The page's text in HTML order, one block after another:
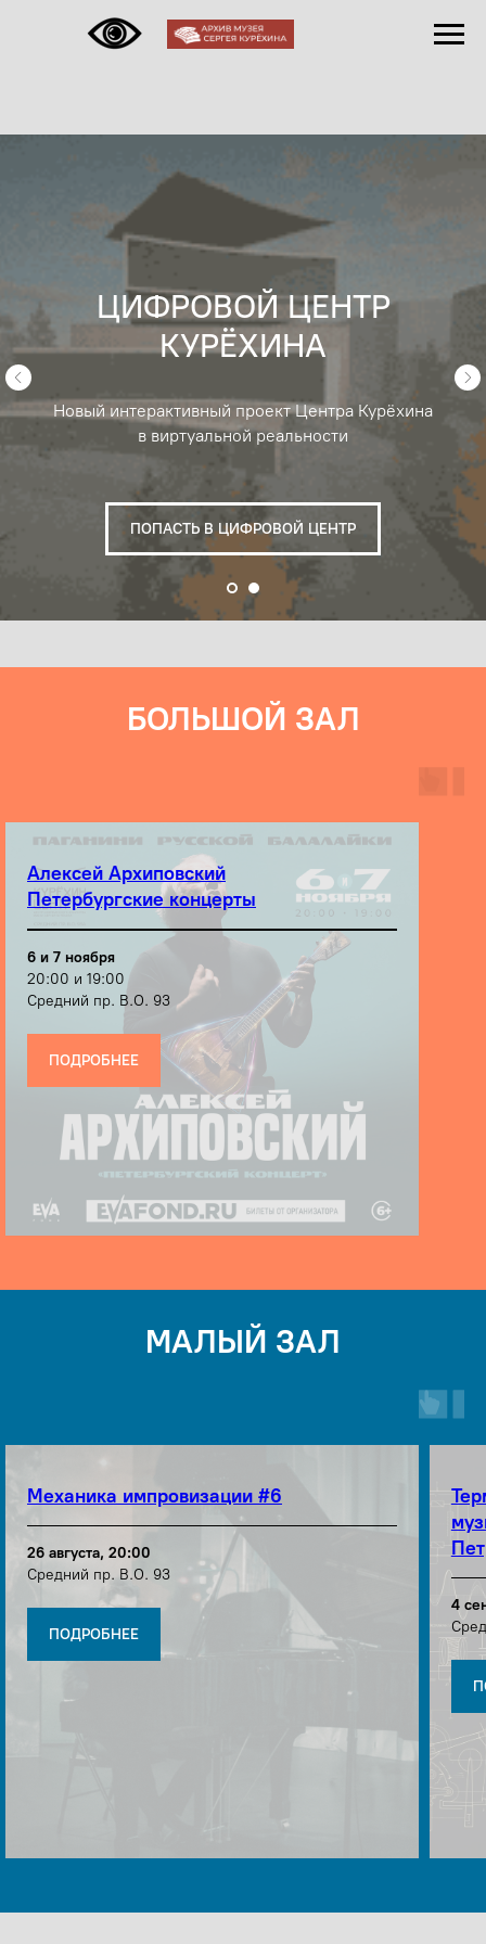
10 ОКТЯБРЯ
ПОДРОБНЕЕ
ЦИФРОВОЙ ЦЕНТР
КУРЁХИНА
Новый интерактивный проект Центра Курёхина
в виртуальной реальности
ПОПАСТЬ В ЦИФРОВОЙ ЦЕНТР
БОЛЬШОЙ ЗАЛ
Алексей Архиповский
Петербургские концерты
6 и 7 ноября
20:00 и 19:00
Средний пр. В.О. 93
ПОДРОБНЕЕ
МАЛЫЙ ЗАЛ
Механика импровизации #6
26 августа, 20:00
Средний пр. В.О. 93
ПОДРОБНЕЕ
4